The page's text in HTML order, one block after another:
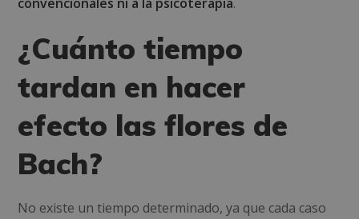
¿Cuánto tiempo
tardan en hacer
efecto las flores de
Bach?
No existe un tiempo determinado, ya que cada caso